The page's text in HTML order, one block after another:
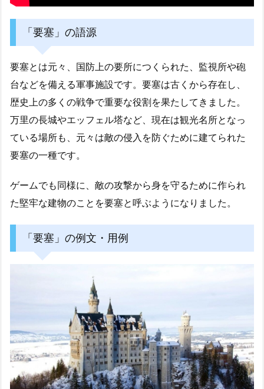
「要塞」の語源
要塞とは元々、国防上の要所につくられた、監視所や砲
台などを備える軍事施設です。要塞は古くから存在し、
歴史上の多くの戦争で重要な役割を果たしてきました。
万里の長城やエッフェル塔など、現在は観光名所となっ
ている場所も、元々は敵の侵入を防ぐために建てられた
要塞の一種です。
ゲームでも同様に、敵の攻撃から身を守るために作られ
た堅牢な建物のことを要塞と呼ぶようになりました。
「要塞」の例文・用例